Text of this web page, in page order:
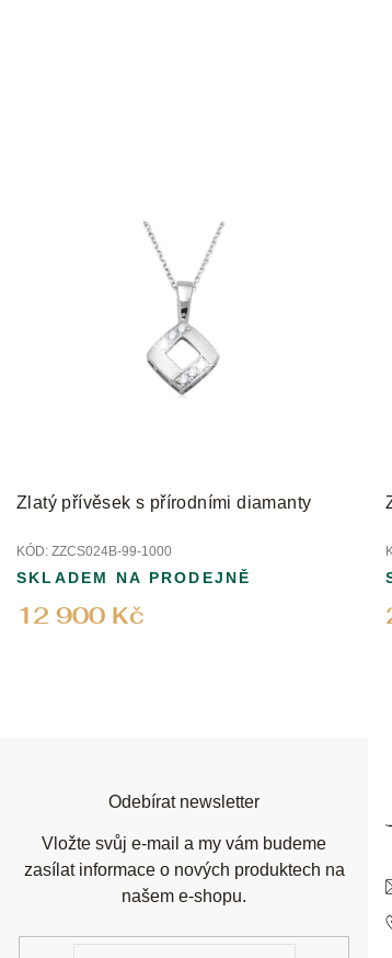
Zlatý přívěsek s přírodními diamanty
KÓD: ZZCS024B-99-1000
12 900 Kč
SKLADEM NA PRODEJNĚ
Odebírat newsletter
Vložte svůj e-mail a my vám budeme
zasílat informace o nových produktech na
našem e-shopu.